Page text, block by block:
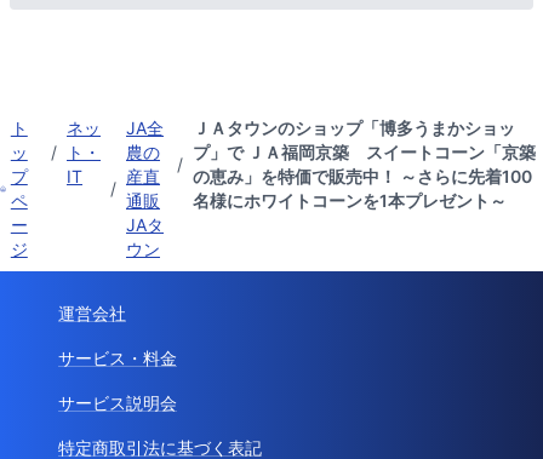
ト
ッ
プ
ペ
ー
ジ
/
ネッ
ト・
IT
/
JA全
農の
産直
通販
JAタ
ウン
/
ＪＡタウンのショップ「博多うまかショッ
プ」で ＪＡ福岡京築 スイートコーン「京築
の恵み」を特価で販売中！ ～さらに先着100
名様にホワイトコーンを1本プレゼント～
運営会社
サービス・料金
サービス説明会
特定商取引法に基づく表記